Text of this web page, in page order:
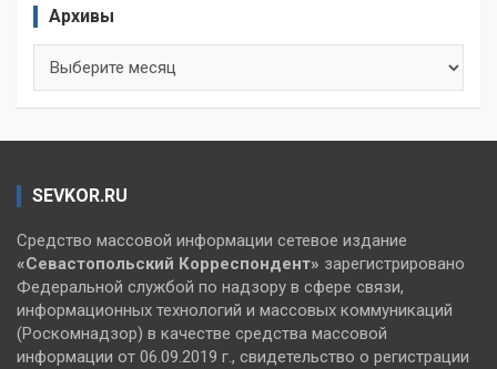
Архивы
SEVKOR.RU
Средство массовой информации сетевое издание
«Севастопольский Корреспондент» зарегистрировано
Федеральной службой по надзору в сфере связи,
информационных технологий и массовых коммуникаций
(Роскомнадзор) в качестве средства массовой
информации от 06.09.2019 г., свидетельство о регистрации